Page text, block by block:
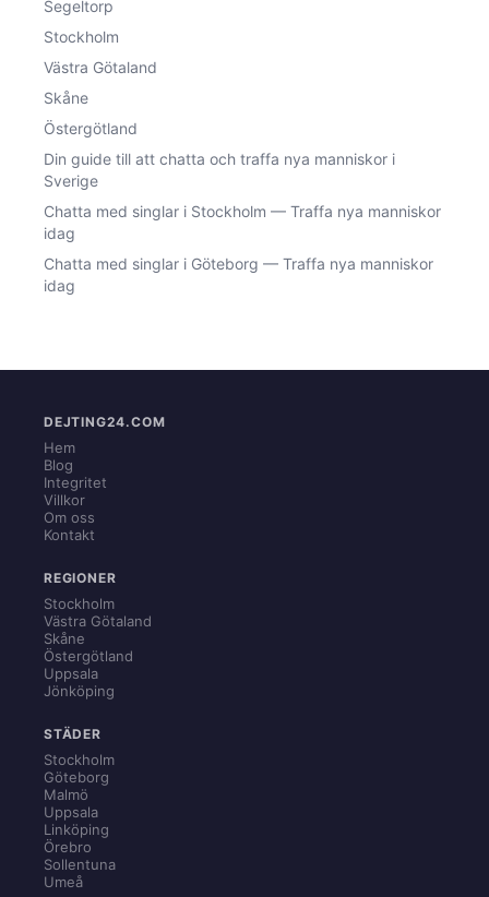
Segeltorp
Stockholm
Västra Götaland
Skåne
Östergötland
Din guide till att chatta och traffa nya manniskor i
Sverige
Chatta med singlar i Stockholm — Traffa nya manniskor
idag
Chatta med singlar i Göteborg — Traffa nya manniskor
idag
DEJTING24.COM
Hem
Blog
Integritet
Villkor
Om oss
Kontakt
REGIONER
Stockholm
Västra Götaland
Skåne
Östergötland
Uppsala
Jönköping
STÄDER
Stockholm
Göteborg
Malmö
Uppsala
Linköping
Örebro
Sollentuna
Umeå